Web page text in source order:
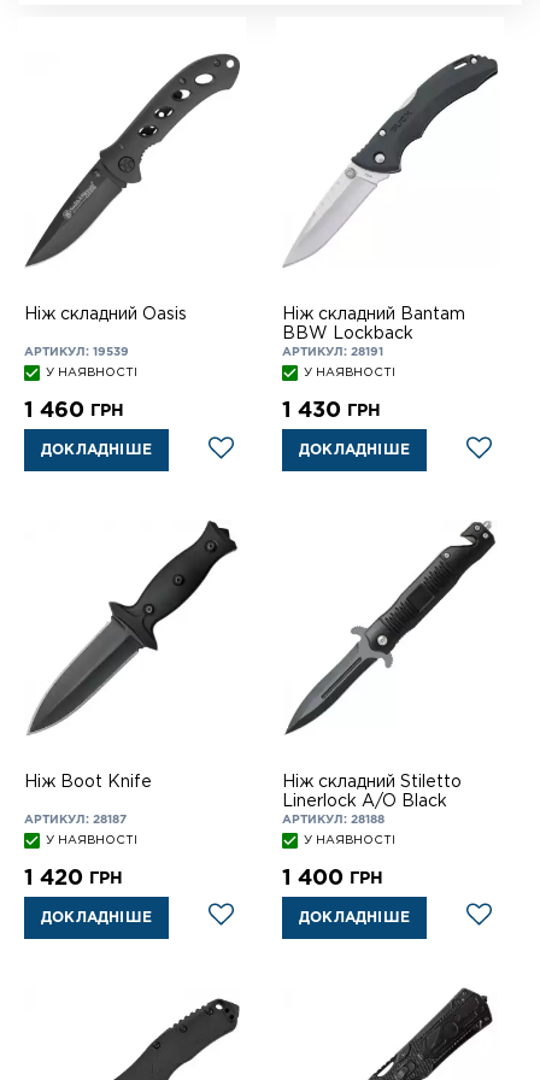
Ніж складний Oasis
АРТИКУЛ: 19539
У НАЯВНОСТІ
1 460 ГРН
ДОКЛАДНІШЕ
Ніж складний Bantam
BBW Lockback
АРТИКУЛ: 28191
У НАЯВНОСТІ
1 430 ГРН
ДОКЛАДНІШЕ
Ніж Boot Knife
АРТИКУЛ: 28187
У НАЯВНОСТІ
1 420 ГРН
ДОКЛАДНІШЕ
Ніж складний Stiletto
Linerlock A/O Black
АРТИКУЛ: 28188
У НАЯВНОСТІ
1 400 ГРН
ДОКЛАДНІШЕ